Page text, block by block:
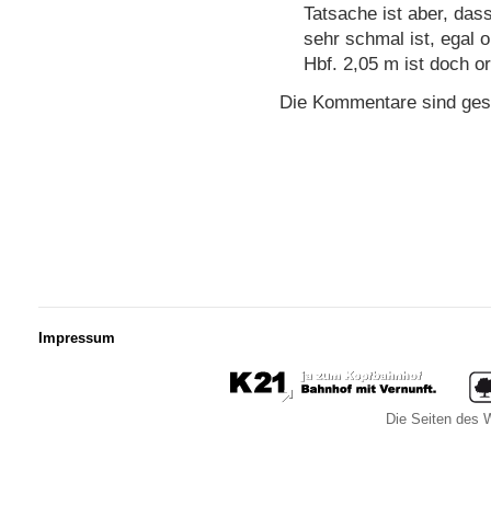
Tatsache ist aber,
sehr schmal ist, egal
Hbf. 2,05 m ist doch
Die Kommentare sind
Impressum
Die Seiten des